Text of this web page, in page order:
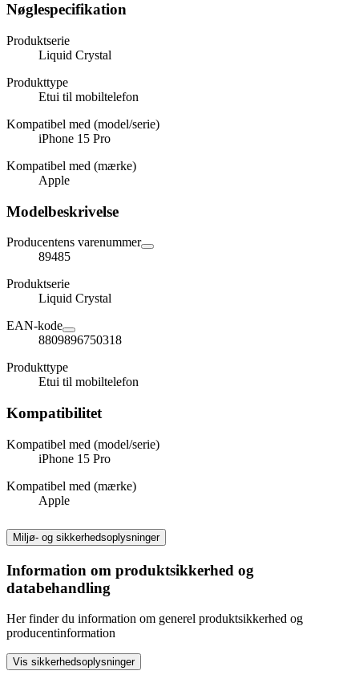
Nøglespecifikation
Produktserie
Liquid Crystal
Produkttype
Etui til mobiltelefon
Kompatibel med (model/serie)
iPhone 15 Pro
Kompatibel med (mærke)
Apple
Modelbeskrivelse
Producentens varenummer
89485
Produktserie
Liquid Crystal
EAN-kode
8809896750318
Produkttype
Etui til mobiltelefon
Kompatibilitet
Kompatibel med (model/serie)
iPhone 15 Pro
Kompatibel med (mærke)
Apple
Miljø- og sikkerhedsoplysninger
Information om produktsikkerhed og
databehandling
Her finder du information om generel produktsikkerhed og
producentinformation
Vis sikkerhedsoplysninger